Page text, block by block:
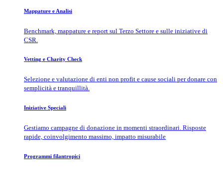
Mappature e Analisi
Benchmark, mappature e report sul Terzo Settore e sulle iniziative di
CSR.
Vetting e Charity Check
Selezione e valutazione di enti non profit e cause sociali per donare con
semplicità e tranquillità.
Iniziative Speciali
Gestiamo campagne di donazione in momenti straordinari. Risposte
rapide, coinvolgimento massimo, impatto misurabile
Programmi filantropici